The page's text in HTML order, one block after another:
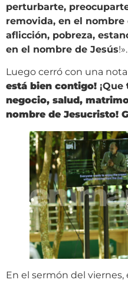
perturbarte,
removida, en el nombre
aflicción, pobreza,
en el nombre de Jesús!».
Luego cerró con una
está bien contigo! ¡Que
negocio, salud,
nombre de Jesucristo!
En el sermón del